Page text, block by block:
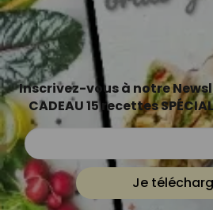
Inscrivez-vous à notre
CADEAU 15 recettes
Je